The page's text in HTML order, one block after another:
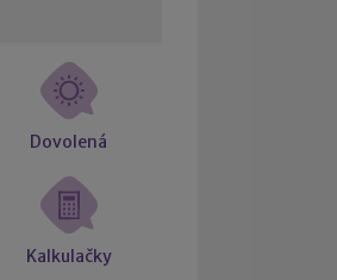
Dovolená
Kalkulačky